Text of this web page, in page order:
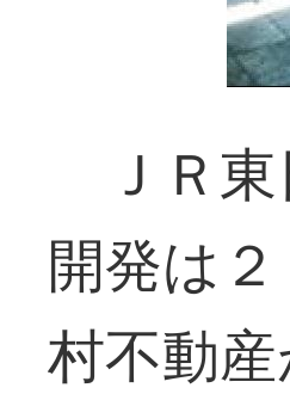
ＪＲ東
開発は
村不動